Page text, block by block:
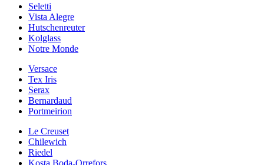
Seletti
Vista Alegre
Hutschenreuter
Kolglass
Notre Monde
Versace
Tex Iris
Serax
Bernardaud
Portmeirion
Le Creuset
Chilewich
Riedel
Kosta Boda-Orrefors